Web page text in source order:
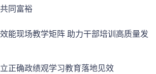
同富裕
能现场教学矩阵 助力干部培训高质量发
正确政绩观学习教育落地见效